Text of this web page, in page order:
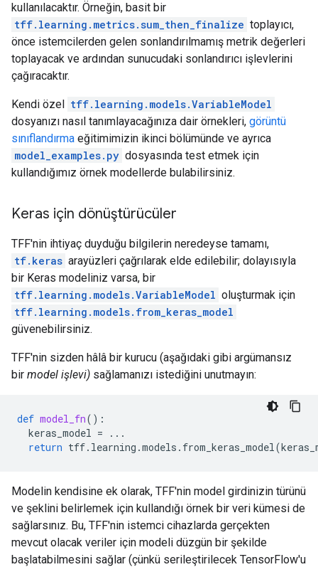
kullanılacaktır. Örneğin, basit bir
tff.learning.metrics.sum_then_finalize toplayıcı,
önce istemcilerden gelen sonlandırılmamış metrik değerleri
toplayacak ve ardından sunucudaki sonlandırıcı işlevlerini
çağıracaktır.
Kendi özel tff.learning.models.VariableModel
dosyanızı nasıl tanımlayacağınıza dair örnekleri, görüntü
sınıflandırma eğitimimizin ikinci bölümünde ve ayrıca
model_examples.py dosyasında test etmek için
kullandığımız örnek modellerde bulabilirsiniz.
Keras için dönüştürücüler
TFF'nin ihtiyaç duyduğu bilgilerin neredeyse tamamı,
tf.keras arayüzleri çağrılarak elde edilebilir; dolayısıyla
bir Keras modeliniz varsa, bir
tff.learning.models.VariableModel oluşturmak için
tff.learning.models.from_keras_model
güvenebilirsiniz.
TFF'nin sizden hâlâ bir kurucu (aşağıdaki gibi argümansız
bir model işlevi) sağlamanızı istediğini unutmayın:
def model_fn():
keras_model =
...
return tff. learning .models . from_keras_model(
Modelin kendisine ek olarak, TFF'nin model girdinizin türünü
ve şeklini belirlemek için kullandığı örnek bir veri kümesi de
sağlarsınız. Bu, TFF'nin istemci cihazlarda gerçekten
mevcut olacak veriler için modeli düzgün bir şekilde
başlatabilmesini sağlar (çünkü serileştirilecek TensorFlow'u